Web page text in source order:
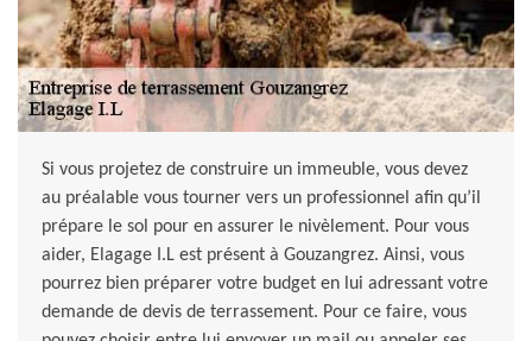
Si vous projetez de construire un immeuble, vous devez
au préalable vous tourner vers un professionnel afin qu’il
prépare le sol pour en assurer le nivèlement. Pour vous
aider, Elagage I.L est présent à Gouzangrez. Ainsi, vous
pourrez bien préparer votre budget en lui adressant votre
demande de devis de terrassement. Pour ce faire, vous